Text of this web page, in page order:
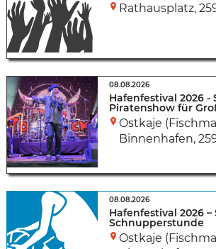
Rathausplatz,
08.08.2026
Hafenfestival 2026
Piratenshow für
Ostkaje
Binnenhafen,
08.08.2026
Hafenfestival 2026 –
Schnupperstunde
Ostkaje